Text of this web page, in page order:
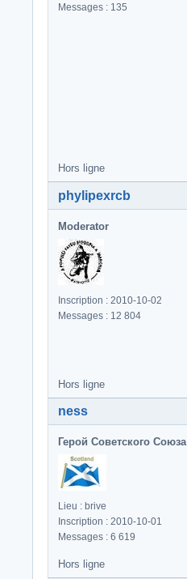
Messages : 135
Hors ligne
phylipexrcb
Moderator
Inscription : 2010-10-02
Messages : 12 804
Hors ligne
ness
Герой Советского Союза
Lieu : brive
Inscription : 2010-10-01
Messages : 6 619
Hors ligne